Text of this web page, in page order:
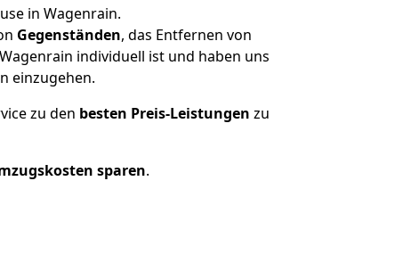
in Wagenrain.
Gegenständen, das Entfernen von
individuell ist und haben uns
einzugehen.
zu den besten Preis-Leistungen zu
sparen.